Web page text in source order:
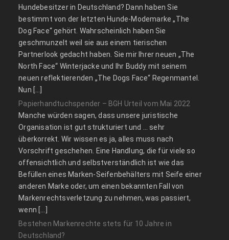
Hundebesitzer in Deutschland? Dann haben Sie
bestimmt von der letzten Hunde-Modemarke „The
Dog Face“ gehört. Wahrscheinlich haben Sie
geschmunzelt weil sie aus einem tierischen
Partnerlook gedacht haben. Sie mir Ihrer neuen „The
North Face“ Winterjacke und Ihr Buddy mit seinem
neuen reflektierenden „The Dogs Face“ Regenmantel.
Nun […]
Papierhandtuchspender – BGH Urteil vom Mai 2022
Manche würden sagen, dass unsere juristische
Organisation ist gut strukturiert und … sehr
überkorrekt. Wir wissen es ja, alles muss nach
Vorschrift geschehen. Eine Handlung, die für viele so
offensichtlich und selbstverständlich ist wie das
Befüllen eines Marken-Seifenbehälters mit Seife einer
anderen Marke oder, um einen bekannten Fall von
Markenrechtsverletzung zu nehmen, was passiert,
wenn […]
Bestehen Markenrechte stets für 10 Jahre in
Deutschland?